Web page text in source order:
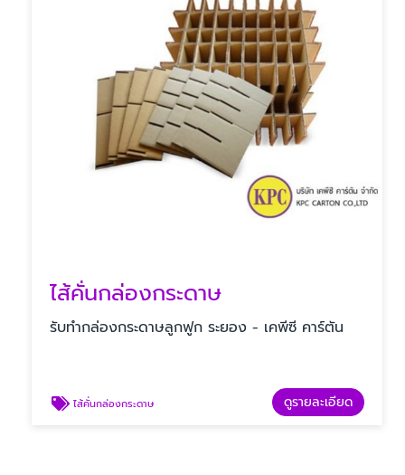
ไส้คั่นกล่องกระดาษ
รับทํากล่องกระดาษลูกฟูก ระยอง - เคพีซี คาร์ตัน
ไส้คั่นกล่องกระดาษ ดูรายละเอียด